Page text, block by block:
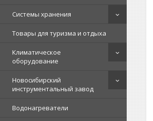
Системы хранения
Товары для туризма и отдыха
Климатическое
оборудование
Новосибирский
инструментальный завод
Водонагреватели